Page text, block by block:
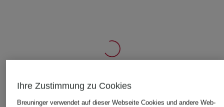
ÄHNLICHE ARTIKEL ENTDECKEN
Ihre Zustimmung zu Cookies
Breuninger verwendet auf dieser Webseite Cookies und andere Web-